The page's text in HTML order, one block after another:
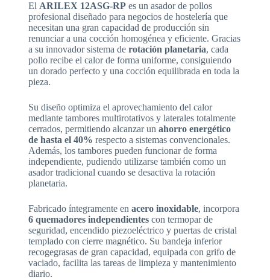
El ARILEX 12ASG-RPes un asador de pollos
profesional diseñado para negocios de hostelería que
necesitan una gran capacidad de producción sin
renunciar a una cocción homogénea y eficiente. Gracias
a su innovador sistema de rotación planetaria, cada
pollo recibe el calor de forma uniforme, consiguiendo
un dorado perfecto y una cocción equilibrada en toda la
pieza.
Su diseño optimiza el aprovechamiento del calor
mediante tambores multirotativos y laterales totalmente
cerrados, permitiendo alcanzar un ahorro energético
de hasta el 40% respecto a sistemas convencionales.
Además, los tambores pueden funcionar de forma
independiente, pudiendo utilizarse también como un
asador tradicional cuando se desactiva la rotación
planetaria.
Fabricado íntegramente en acero inoxidable, incorpora
6 quemadores independientescon termopar de
seguridad, encendido piezoeléctrico y puertas de cristal
templado con cierre magnético. Su bandeja inferior
recogegrasas de gran capacidad, equipada con grifo de
vaciado, facilita las tareas de limpieza y mantenimiento
diario.